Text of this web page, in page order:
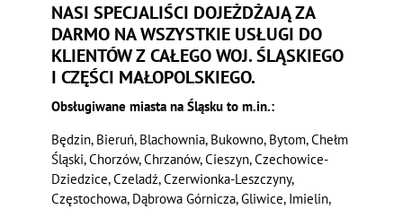
NASI SPECJALIŚCI DOJEŻDŻAJĄ ZA
DARMO NA WSZYSTKIE USŁUGI DO
KLIENTÓW Z CAŁEGO WOJ. ŚLĄSKIEGO
I CZĘŚCI MAŁOPOLSKIEGO.
Obsługiwane miasta na Śląsku to m.in.:
Będzin, Bieruń, Blachownia, Bukowno, Bytom, Chełm
Śląski, Chorzów, Chrzanów, Cieszyn, Czechowice-
Dziedzice, Czeladź, Czerwionka-Leszczyny,
Częstochowa, Dąbrowa Górnicza, Gliwice, Imielin,